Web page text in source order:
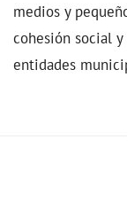
medios y
cohesión social
entidades